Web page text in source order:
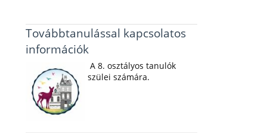
Továbbtanulással kapcsolatos
információk
A 8. osztályos tanulók
szülei számára.